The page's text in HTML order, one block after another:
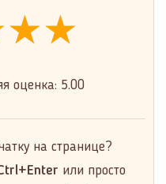
оценка: 5.00
на странице?
или просто